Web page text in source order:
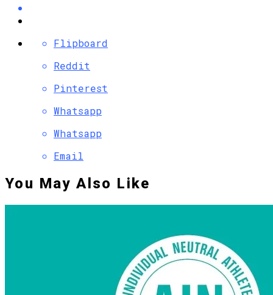
Flipboard
Reddit
Pinterest
Whatsapp
Whatsapp
Email
You May Also Like